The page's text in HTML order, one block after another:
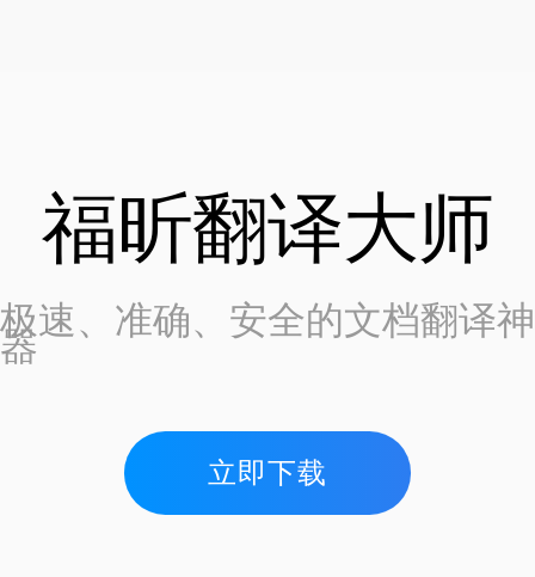
福昕翻译大师
极速、准确、安全的文档翻译神
器
立即下载